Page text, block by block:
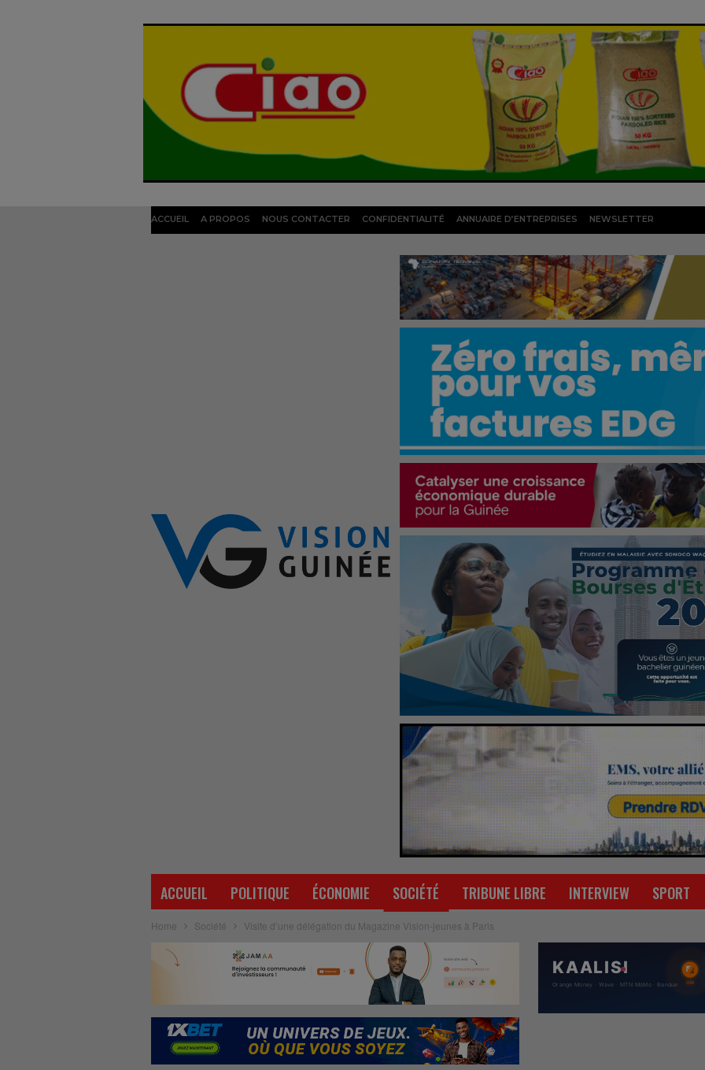
ACCUEIL A PROPOS NOUS CONTACTER CONFIDENTIALITÉ ANNUAIRE D’ENTREPRISES NEWSLETTER
ACCUEIL POLITIQUE ÉCONOMIE SOCIÉTÉ TRIBUNE LIBRE INTERVIEW SPORT
Home Société Visite d’une délégation du Magazine Vision-jeunes à Paris